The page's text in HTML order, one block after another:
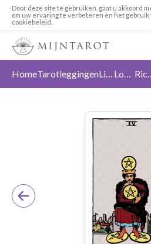
Door deze site te gebruiken, gaat u akkoord
om uw ervaring te verbeteren en het gebruik
cookiebeleid.
HomeTarotleggingen Liefde Loslaten